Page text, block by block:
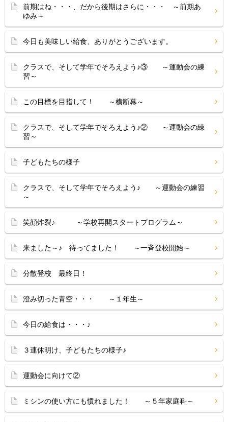
前期はね・・・、だから後期はさらに・・・ ～前期あ
ゆみ～
今日も美味しい給食、ありがとうございます。
クラスで、そして学年でそろえよう♪③ ～運動会の練
習～
この目標を目指して！ ～横断幕～
クラスで、そして学年でそろえよう♪② ～運動会の練
習～
子どもたちの様子
クラスで、そして学年でそろえよう♪ ～運動会の練習
～
笑顔炸裂♪ ～学校再開スタートプログラム～
来ました～♪ 待ってました！ ～一斉登校開始～
分散登校 最終日！
澄み切った青空・・・ ～１年生～
今日の給食は・・・♪
３連休明け、子どもたちの様子♪
運動会に向けて②
ミシンの使い方にも慣れました！ ～５年家庭科～